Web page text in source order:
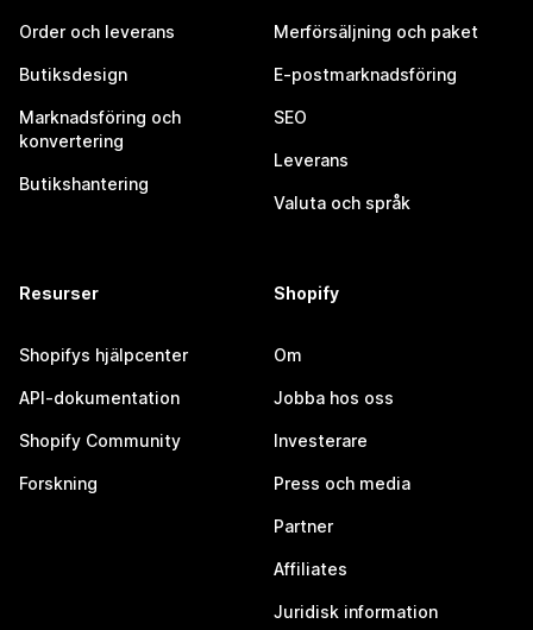
Order och leverans
Butiksdesign
Marknadsföring och
konvertering
Butikshantering
Merförsäljning och paket
E-postmarknadsföring
SEO
Leverans
Valuta och språk
Resurser
Shopifys hjälpcenter
API-dokumentation
Shopify Community
Forskning
Shopify
Om
Jobba hos oss
Investerare
Press och media
Partner
Affiliates
Juridisk information